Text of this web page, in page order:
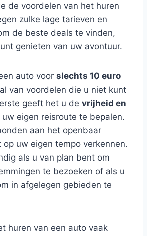
de voordelen van het huren
zulke lage tarieven en
de beste deals te vinden,
genieten van uw avontuur.
auto voor slechts 10 euro
van voordelen die u niet kunt
geeft het u de vrijheid en
uw eigen reisroute te bepalen.
aan het openbaar
op uw eigen tempo verkennen.
als u van plan bent om
te bezoeken of als u
in afgelegen gebieden te
huren van een auto vaak